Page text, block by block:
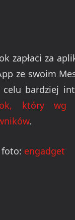
zapłaci za
ze swoim
bardziej
który wg
.
foto: engadget